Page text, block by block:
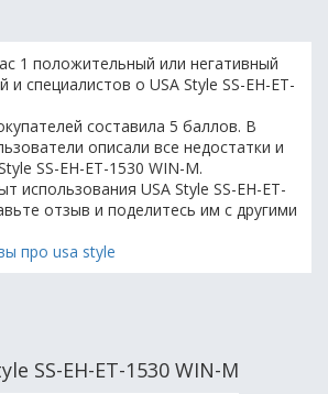
1 положительный или негативный
и специалистов о USA Style SS-EH-ET-
составила 5 баллов. В
описали все недостатки и
SS-EH-ET-1530 WIN-M.
использования USA Style SS-EH-ET-
отзыв и поделитесь им с другими
про usa style
SS-EH-ET-1530 WIN-M